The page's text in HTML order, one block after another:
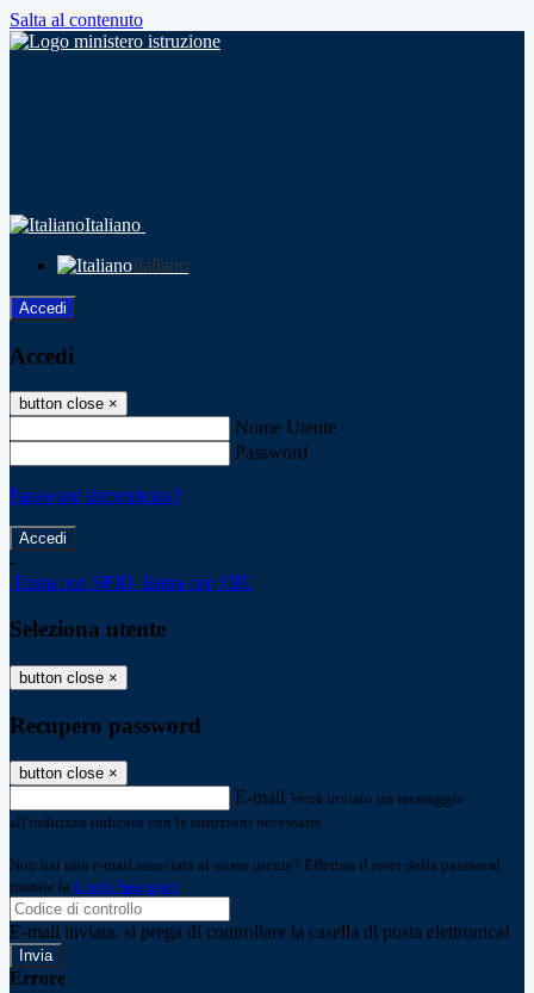
Salta al contenuto
Italiano
Italiano
Accedi
Accedi
button close ×
Nome Utente
Password
Password dimenticata?
-
Entra con SPID Entra con CIE
Seleziona utente
button close ×
Recupero password
button close ×
E-mail Verrà inviato un messaggio
all'indirizzo indicato con le istruzioni necessarie.
Non hai una e-mail associata al nome utente? Effettua il reset della password
tramite la Login Spaggiari
E-mail inviata, si prega di controllare la casella di posta elettronica!
Errore